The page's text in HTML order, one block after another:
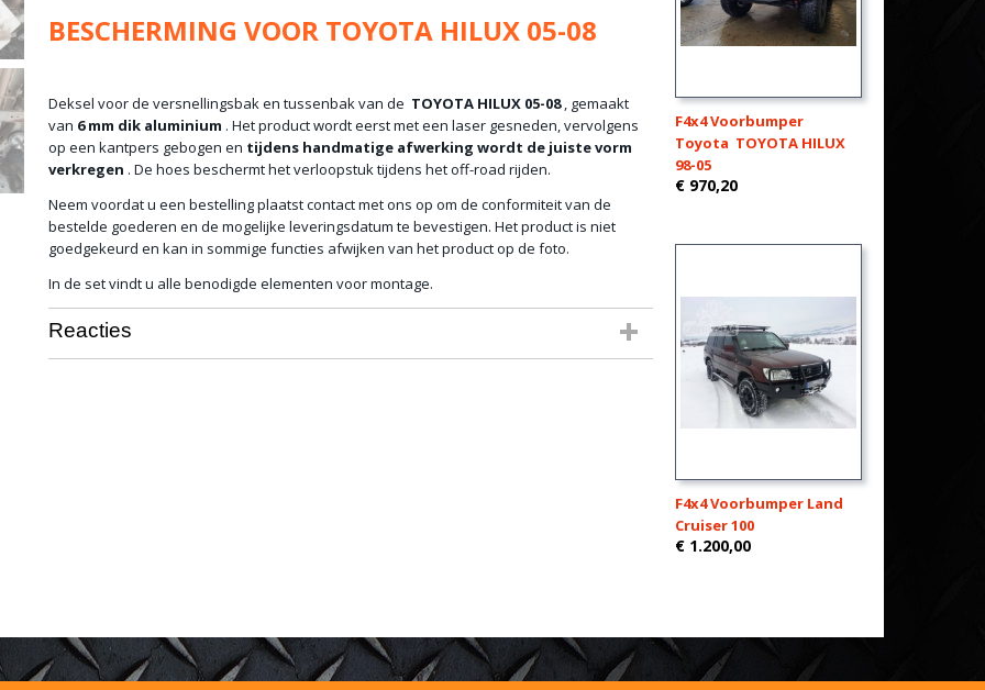
BESCHERMING VOOR TOYOTA HILUX 05-08
Deksel voor de versnellingsbak en tussenbak van de TOYOTA HILUX 05-08, gemaakt
van 6 mm dik aluminium . Het product wordt eerst met een laser gesneden, vervolgens
op een kantpers gebogen en tijdens handmatige afwerking wordt de juiste vorm
verkregen . De hoes beschermt het verloopstuk tijdens het off-road rijden.
Neem voordat u een bestelling plaatst contact met ons op om de conformiteit van de
bestelde goederen en de mogelijke leveringsdatum te bevestigen. Het product is niet
goedgekeurd en kan in sommige functies afwijken van het product op de foto.
In de set vindt u alle benodigde elementen voor montage.
Reacties
F4x4 Voorbumper
Toyota TOYOTA HILUX
98-05
€ 970,20
F4x4 Voorbumper Land
Cruiser 100
€ 1.200,00